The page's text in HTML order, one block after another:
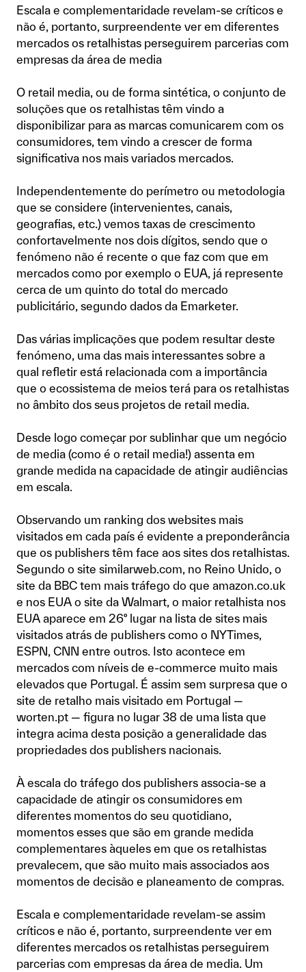
Escala e complementaridade revelam-se críticos e
não é, portanto, surpreendente ver em diferentes
mercados os retalhistas perseguirem parcerias com
empresas da área de media
O retail media, ou de forma sintética, o conjunto de
soluções que os retalhistas têm vindo a
disponibilizar para as marcas comunicarem com os
consumidores, tem vindo a crescer de forma
significativa nos mais variados mercados.
Independentemente do perímetro ou metodologia
que se considere (intervenientes, canais,
geografias, etc.) vemos taxas de crescimento
confortavelmente nos dois dígitos, sendo que o
fenómeno não é recente o que faz com que em
mercados como por exemplo o EUA, já represente
cerca de um quinto do total do mercado
publicitário, segundo dados da Emarketer.
Das várias implicações que podem resultar deste
fenómeno, uma das mais interessantes sobre a
qual refletir está relacionada com a importância
que o ecossistema de meios terá para os retalhistas
no âmbito dos seus projetos de retail media.
Desde logo começar por sublinhar que um negócio
de media (como é o retail media!) assenta em
grande medida na capacidade de atingir audiências
em escala.
Observando um ranking dos websites mais
visitados em cada país é evidente a preponderância
que os publishers têm face aos sites dos retalhistas.
Segundo o site similarweb.com, no Reino Unido, o
site da BBC tem mais tráfego do que amazon.co.uk
e nos EUA o site da Walmart, o maior retalhista nos
EUA aparece em 26º lugar na lista de sites mais
visitados atrás de publishers como o NYTimes,
ESPN, CNN entre outros. Isto acontece em
mercados com níveis de e-commerce muito mais
elevados que Portugal. É assim sem surpresa que o
site de retalho mais visitado em Portugal —
worten.pt — figura no lugar 38 de uma lista que
integra acima desta posição a generalidade das
propriedades dos publishers nacionais.
À escala do tráfego dos publishers associa-se a
capacidade de atingir os consumidores em
diferentes momentos do seu quotidiano,
momentos esses que são em grande medida
complementares àqueles em que os retalhistas
prevalecem, que são muito mais associados aos
momentos de decisão e planeamento de compras.
Escala e complementaridade revelam-se assim
críticos e não é, portanto, surpreendente ver em
diferentes mercados os retalhistas perseguirem
parcerias com empresas da área de media. Um